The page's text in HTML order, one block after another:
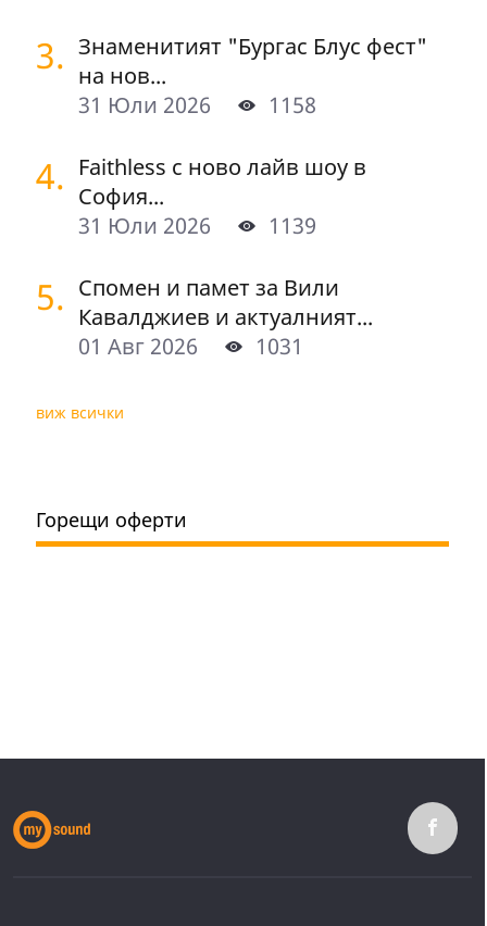
3. Знаменитият "Бургас Блус фест"
на нов...
31 Юли 2026
1158
4. Faithless с ново лайв шоу в
София...
31 Юли 2026
1139
5. Спомен и памет за Вили
Кавалджиев и актуалният...
01 Авг 2026
1031
виж всички
Горещи оферти